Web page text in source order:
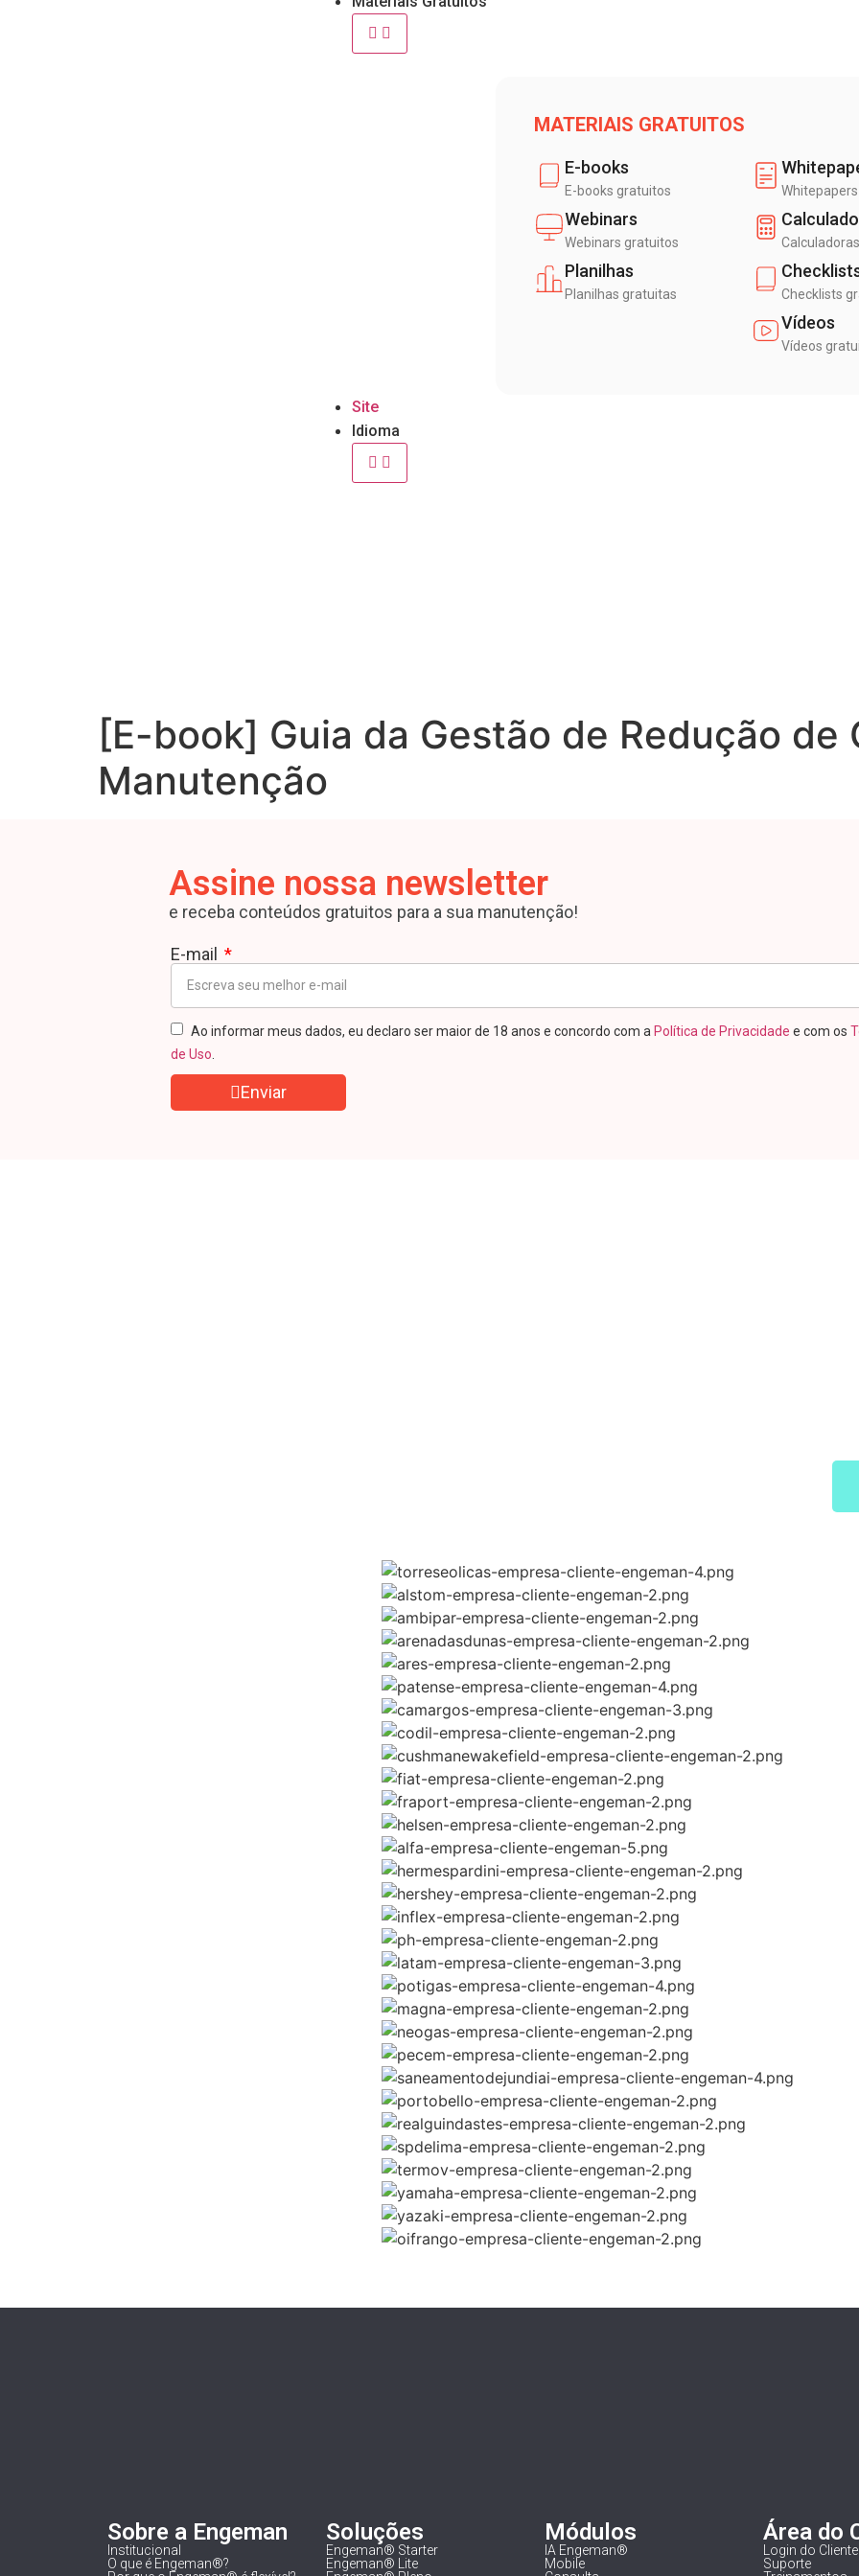
MATERIAIS GRATUITOS
E-books
E-books gratuitos
Webinars
Webinars gratuitos
Planilhas
Planilhas gratuitas Checklists
Vídeos
Vídeos
Site
Idioma
[E-book] Guia da Gestão de Redução de
Manutenção
Assine nossa newsletter
e receba conteúdos gratuitos para a sua manutenção!
E-mail
Ao informar meus dados, eu declaro ser maior de 18 anos e concordo com a Política de Privacidade e com os
de Uso
Enviar
Sobre a Engeman
Institucional
O que é Engeman®?
Soluções
Engeman® Starter
Engeman® Lite
Módulos
IA Engeman®
Mobile
Área do
Login do Cliente
Suporte